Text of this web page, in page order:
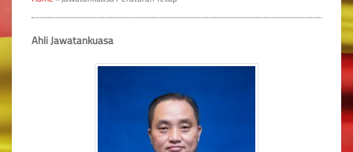
Ahli Jawatankuasa